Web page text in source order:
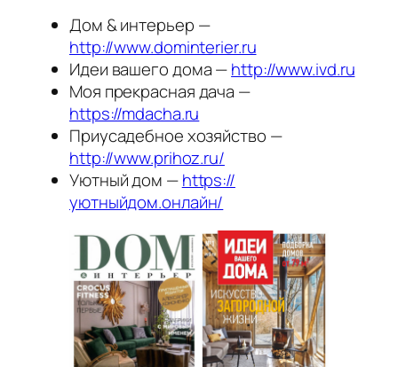
Дом & интерьер —
http://www.dominterier.ru
Идеи вашего дома —http://www.ivd.ru
Моя прекрасная дача —
https://mdacha.ru
Приусадебное хозяйство —
http://www.prihoz.ru/
Уютный дом —https://
уютныйдом.онлайн/